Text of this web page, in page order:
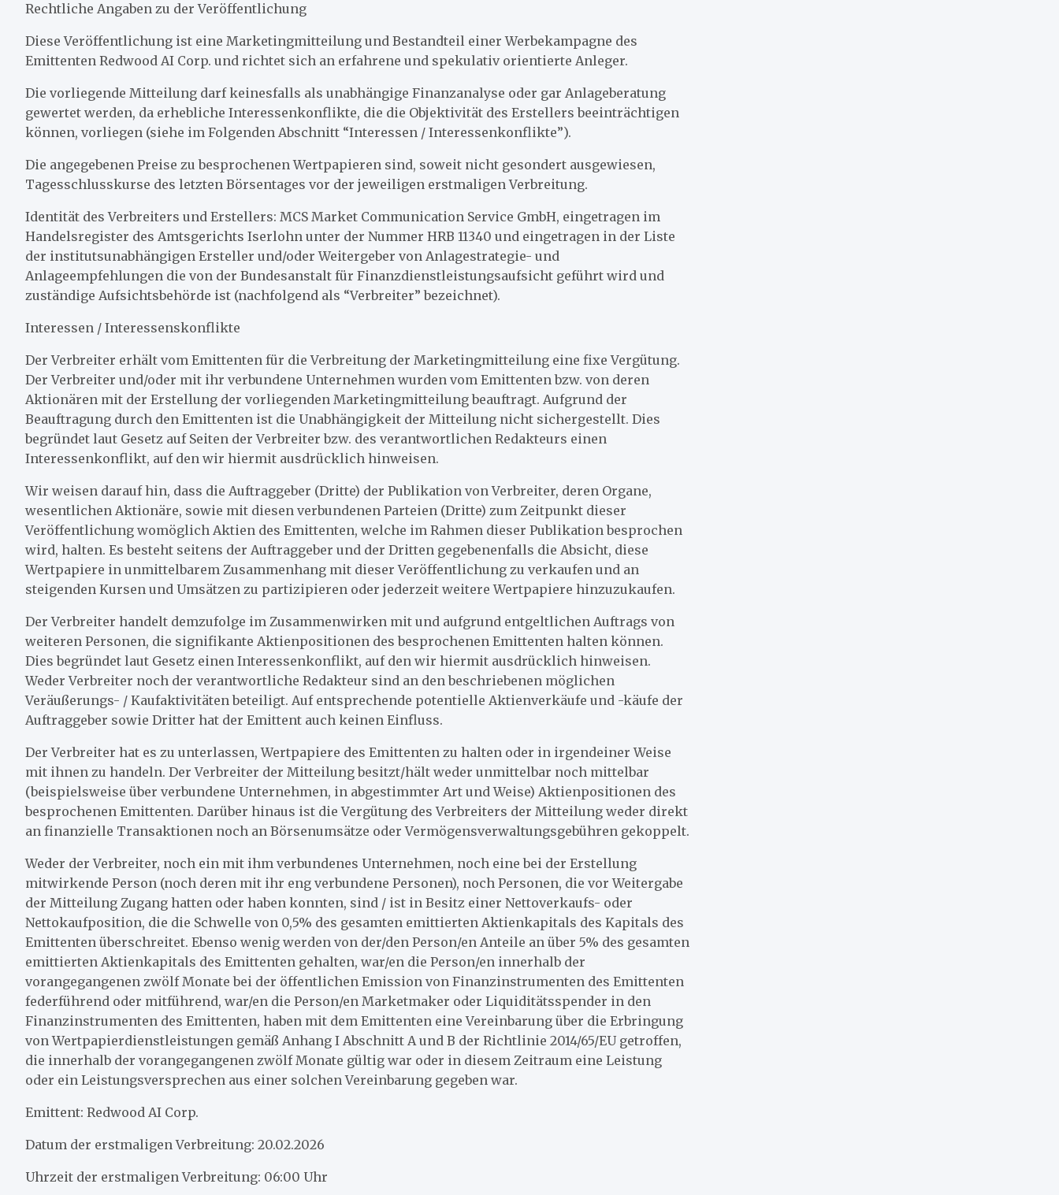
Rechtliche Angaben zu der Veröffentlichung
Diese Veröffentlichung ist eine Marketingmitteilung und Bestandteil einer Werbekampagne des
Emittenten Redwood AI Corp. und richtet sich an erfahrene und spekulativ orientierte Anleger.
Die vorliegende Mitteilung darf keinesfalls als unabhängige Finanzanalyse oder gar Anlageberatung
gewertet werden, da erhebliche Interessenkonflikte, die die Objektivität des Erstellers beeinträchtigen
können, vorliegen (siehe im Folgenden Abschnitt “Interessen / Interessenkonflikte”).
Die angegebenen Preise zu besprochenen Wertpapieren sind, soweit nicht gesondert ausgewiesen,
Tagesschlusskurse des letzten Börsentages vor der jeweiligen erstmaligen Verbreitung.
Identität des Verbreiters und Erstellers: MCS Market Communication Service GmbH, eingetragen im
Handelsregister des Amtsgerichts Iserlohn unter der Nummer HRB 11340 und eingetragen in der Liste
der institutsunabhängigen Ersteller und/oder Weitergeber von Anlagestrategie- und
Anlageempfehlungen die von der Bundesanstalt für Finanzdienstleistungsaufsicht geführt wird und
zuständige Aufsichtsbehörde ist (nachfolgend als “Verbreiter” bezeichnet).
Interessen / Interessenskonflikte
Der Verbreiter erhält vom Emittenten für die Verbreitung der Marketingmitteilung eine fixe Vergütung.
Der Verbreiter und/oder mit ihr verbundene Unternehmen wurden vom Emittenten bzw. von deren
Aktionären mit der Erstellung der vorliegenden Marketingmitteilung beauftragt. Aufgrund der
Beauftragung durch den Emittenten ist die Unabhängigkeit der Mitteilung nicht sichergestellt. Dies
begründet laut Gesetz auf Seiten der Verbreiter bzw. des verantwortlichen Redakteurs einen
Interessenkonflikt, auf den wir hiermit ausdrücklich hinweisen.
Wir weisen darauf hin, dass die Auftraggeber (Dritte) der Publikation von Verbreiter, deren Organe,
wesentlichen Aktionäre, sowie mit diesen verbundenen Parteien (Dritte) zum Zeitpunkt dieser
Veröffentlichung womöglich Aktien des Emittenten, welche im Rahmen dieser Publikation besprochen
wird, halten. Es besteht seitens der Auftraggeber und der Dritten gegebenenfalls die Absicht, diese
Wertpapiere in unmittelbarem Zusammenhang mit dieser Veröffentlichung zu verkaufen und an
steigenden Kursen und Umsätzen zu partizipieren oder jederzeit weitere Wertpapiere hinzuzukaufen.
Der Verbreiter handelt demzufolge im Zusammenwirken mit und aufgrund entgeltlichen Auftrags von
weiteren Personen, die signifikante Aktienpositionen des besprochenen Emittenten halten können.
Dies begründet laut Gesetz einen Interessenkonflikt, auf den wir hiermit ausdrücklich hinweisen.
Weder Verbreiter noch der verantwortliche Redakteur sind an den beschriebenen möglichen
Veräußerungs- / Kaufaktivitäten beteiligt. Auf entsprechende potentielle Aktienverkäufe und -käufe der
Auftraggeber sowie Dritter hat der Emittent auch keinen Einfluss.
Der Verbreiter hat es zu unterlassen, Wertpapiere des Emittenten zu halten oder in irgendeiner Weise
mit ihnen zu handeln. Der Verbreiter der Mitteilung besitzt/hält weder unmittelbar noch mittelbar
(beispielsweise über verbundene Unternehmen, in abgestimmter Art und Weise) Aktienpositionen des
besprochenen Emittenten. Darüber hinaus ist die Vergütung des Verbreiters der Mitteilung weder direkt
an finanzielle Transaktionen noch an Börsenumsätze oder Vermögensverwaltungsgebühren gekoppelt.
Weder der Verbreiter, noch ein mit ihm verbundenes Unternehmen, noch eine bei der Erstellung
mitwirkende Person (noch deren mit ihr eng verbundene Personen), noch Personen, die vor Weitergabe
der Mitteilung Zugang hatten oder haben konnten, sind / ist in Besitz einer Nettoverkaufs- oder
Nettokaufposition, die die Schwelle von 0,5% des gesamten emittierten Aktienkapitals des Kapitals des
Emittenten überschreitet. Ebenso wenig werden von der/den Person/en Anteile an über 5% des gesamten
emittierten Aktienkapitals des Emittenten gehalten, war/en die Person/en innerhalb der
vorangegangenen zwölf Monate bei der öffentlichen Emission von Finanzinstrumenten des Emittenten
federführend oder mitführend, war/en die Person/en Marketmaker oder Liquiditätsspender in den
Finanzinstrumenten des Emittenten, haben mit dem Emittenten eine Vereinbarung über die Erbringung
von Wertpapierdienstleistungen gemäß Anhang I Abschnitt A und B der Richtlinie 2014/65/EU getroffen,
die innerhalb der vorangegangenen zwölf Monate gültig war oder in diesem Zeitraum eine Leistung
oder ein Leistungsversprechen aus einer solchen Vereinbarung gegeben war.
Emittent: Redwood AI Corp.
Datum der erstmaligen Verbreitung: 20.02.2026
Uhrzeit der erstmaligen Verbreitung: 06:00 Uhr